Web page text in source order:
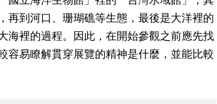
再到河口、珊瑚礁等生態，最後是大洋裡的
海裡的過程。因此，在開始參觀之前應先找
容易瞭解貫穿展覽的精神是什麼，並能比較